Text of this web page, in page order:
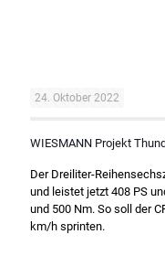
24. Oktober 2022
WIESMANN Projekt
Der Dreiliter-
und leistet jetzt 408 PS
und 500 Nm. So soll der
km/h sprinten.